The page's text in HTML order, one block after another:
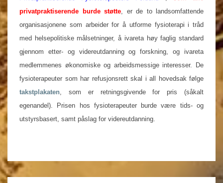
privatpraktiserende burde støtte, er de to landsomfattende
organisasjonene som arbeider for å utforme fysioterapi i tråd
med helsepolitiske målsetninger, å ivareta høy faglig standard
gjennom etter- og videreutdanning og forskning, og ivareta
medlemmenes økonomiske og arbeidsmessige interesser. De
fysioterapeuter som har refusjonsrett skal i all hovedsak følge
takstplakaten, som er retningsgivende for pris (såkalt
egenandel). Prisen hos fysioterapeuter burde være tids- og
utstyrsbasert, samt påslag for videreutdanning.